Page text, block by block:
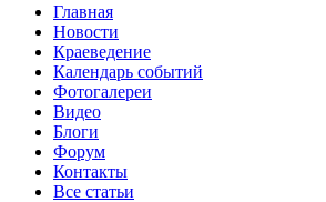
Главная
Новости
Краеведение
Календарь событий
Фотогалереи
Видео
Блоги
Форум
Контакты
Все статьи